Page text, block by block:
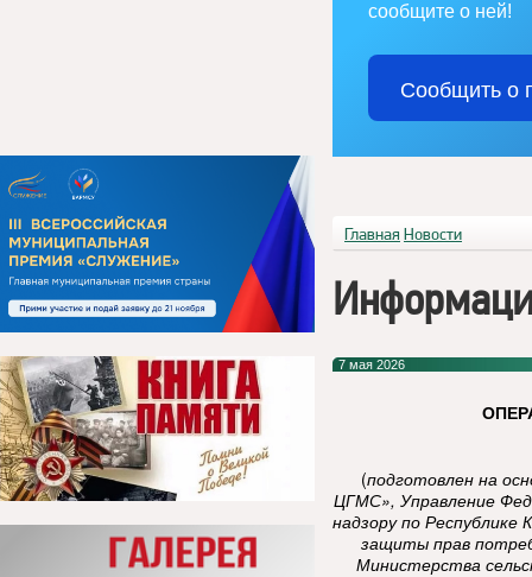
сообщите о ней!
Сообщить о
Главная Новости
7 мая 2026
(подготовлен на
ЦГМС», Управление
надзору по Республике
защиты прав
Министерства